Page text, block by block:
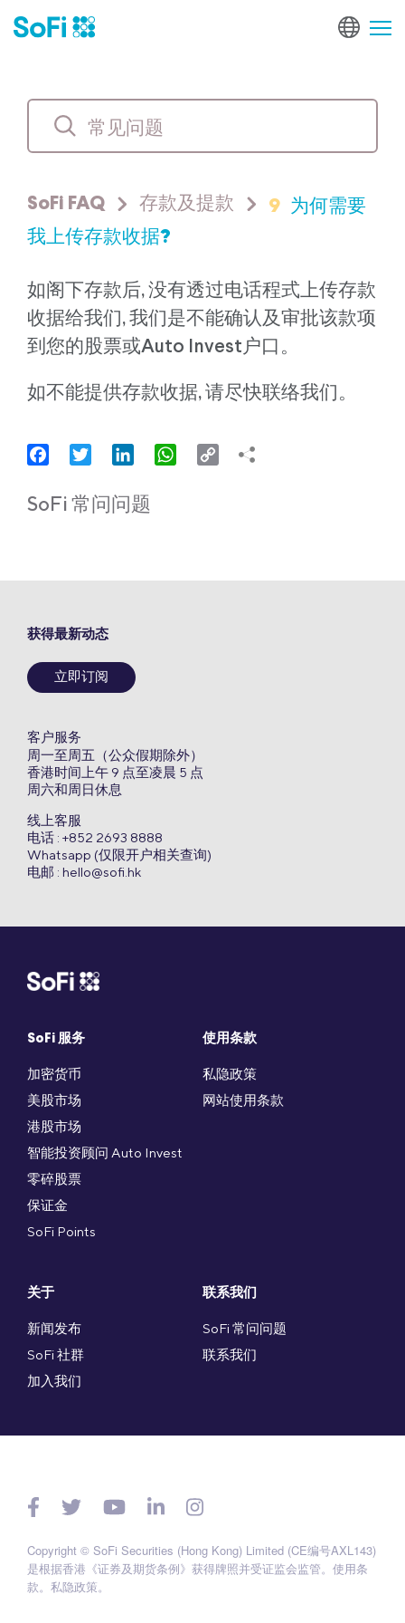
SoFi FAQ 存款及提款 9 为何需要
我上传存款收据?
如阁下存款后, 没有透过电话程式上传存款
收据给我们, 我们是不能确认及审批该款项
到您的股票或Auto Invest户口。
如不能提供存款收据, 请尽快联络我们。
FacebookTwitter LinkedInWhatsApp
Copy
SoFi 常问问题
SoFi 服务
加密货币
美股市场
港股市场
智能投资顾问 Auto Invest
零碎股票
保证金
SoFi Points
使用条款
私隐政策
网站使用条款
关于
新闻发布
SoFi 社群
加入我们
联系我们
SoFi 常问问题
联系我们
获得最新动态
立即订阅
客户服务
周一至周五（公众假期除外）
香港时间上午 9 点至凌晨 5 点
周六和周日休息
线上客服
电话 : +852 2693 8888
Whatsapp (仅限开户相关查询)
电邮 : hello@sofi.hk
Copyright © SoFi Securities (Hong Kong) Limited (CE编号AXL143)
是根据香港《证券及期货条例》获得牌照并受证监会监管。 使用条
款。 私隐政策。